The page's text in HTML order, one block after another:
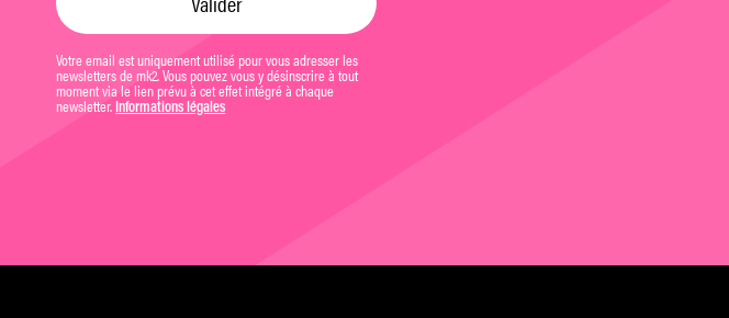
Votre email est uniquement utilisé pour vous adresser les
newsletters de mk2. Vous pouvez vous y désinscrire à tout
moment via le lien prévu à cet effet intégré à chaque
newsletter. Informations légales